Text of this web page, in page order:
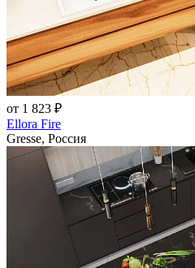
от 1 823 ₽
Ellora Fire
Gresse, Россия